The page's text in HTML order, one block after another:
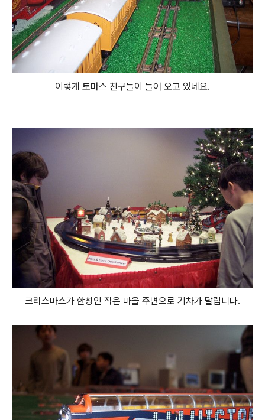
이렇게 토마스 친구들이 들어 오고 있네요.
크리스마스가 한창인 작은 마을 주변으로 기차가 달립니다.